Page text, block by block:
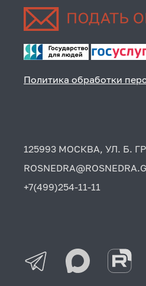
Политика обработки
125993 МОСКВА, УЛ. Б.
+7(499)254-11-11